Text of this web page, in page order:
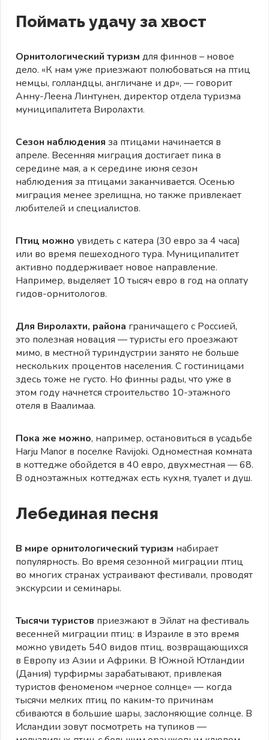
Поймать удачу за хвост
Орнитологический туризм для финнов – новое
дело. «К нам уже приезжают полюбоваться на птиц
немцы, голландцы, англичане и др», — говорит
Анну-Леена Линтунен, директор отдела туризма
муниципалитета Виролахти.
Сезон наблюдения за птицами начинается в
апреле. Весенняя миграция достигает пика в
середине мая, а к середине июня сезон
наблюдения за птицами заканчивается. Осенью
миграция менее зрелищна, но также привлекает
любителей и специалистов.
Птиц можно увидеть с катера (30 евро за 4 часа)
или во время пешеходного тура. Муниципалитет
активно поддерживает новое направление.
Например, выделяет 10 тысяч евро в год на оплату
гидов-орнитологов.
Для Виролахти, района граничащего с Россией,
это полезная новация — туристы его проезжают
мимо, в местной туриндустрии занято не больше
нескольких процентов населения. С гостиницами
здесь тоже не густо. Но финны рады, что уже в
этом году начнется строительство 10-этажного
отеля в Ваалимаа.
Пока же можно, например, остановиться в усадьбе
Harju Manor в поселке Ravijoki. Одноместная комната
в коттедже обойдется в 40 евро, двухместная — 68.
В одноэтажных коттеджах есть кухня, туалет и душ.
Лебединая песня
В мире орнитологический туризм набирает
популярность. Во время сезонной миграции птиц
во многих странах устраивают фестивали, проводят
экскурсии и семинары.
Тысячи туристов приезжают в Эйлат на фестиваль
весенней миграции птиц: в Израиле в это время
можно увидеть 540 видов птиц, возвращающихся
в Европу из Азии и Африки. В Южной Ютландии
(Дания) турфирмы зарабатывают, привлекая
туристов феноменом «черное солнце» — когда
тысячи мелких птиц по каким-то причинам
сбиваются в большие шары, заслоняющие солнце. В
Исландии зовут посмотреть на тупиков —